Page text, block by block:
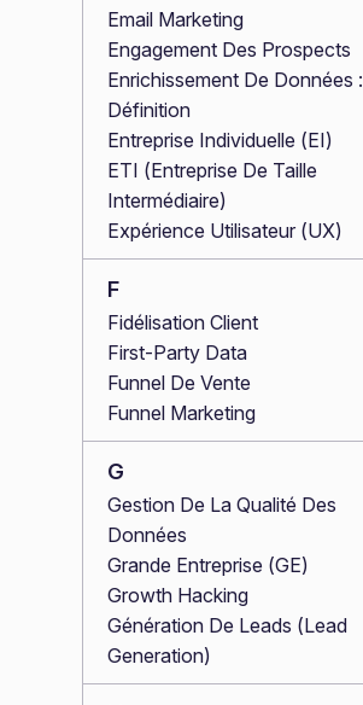
Email Marketing
Engagement Des Prospects
Enrichissement De Données :
Définition
Entreprise Individuelle (EI)
ETI (Entreprise De Taille
Intermédiaire)
Expérience Utilisateur (UX)
F
Fidélisation Client
First-Party Data
Funnel De Vente
Funnel Marketing
G
Gestion De La Qualité Des
Données
Grande Entreprise (GE)
Growth Hacking
Génération De Leads (Lead
Generation)